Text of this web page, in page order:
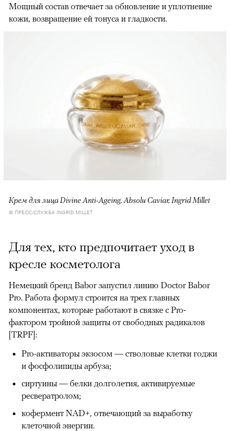
Мощный состав отвечает за обновление и уплотнение
кожи, возвращение ей тонуса и гладкости.
Крем для лица Divine Anti-Ageing, Absolu Caviar, Ingrid Millet
© ПРЕСС-СЛУЖБА INGRID MILLET
Для тех, кто предпочитает уход в
кресле косметолога
Немецкий бренд Babor запустил линию Doctor Babor
Pro. Работа формул строится на трех главных
компонентах, которые работают в связке с Pro-
фактором тройной защиты от свободных радикалов
[TRPF]:
Pro-активаторы экзосом — стволовые клетки годжи
и фосфолипиды арбуза;
сиртуины — белки долголетия, активируемые
ресвератролом;
кофермент NAD+, отвечающий за выработку
клеточной энергии.